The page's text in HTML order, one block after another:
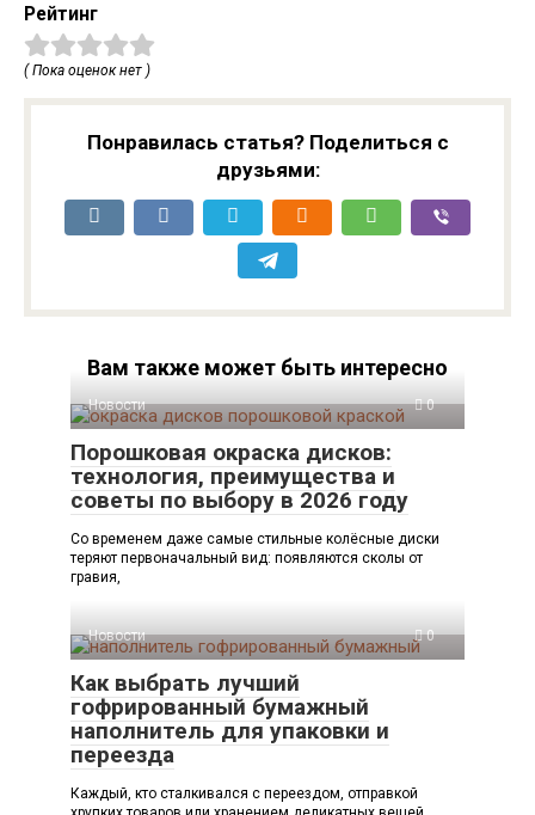
Рейтинг
( Пока оценок нет )
Понравилась статья? Поделиться с
друзьями:
Вам также может быть интересно
Новости 0
Порошковая окраска дисков:
технология, преимущества и
советы по выбору в 2026 году
Со временем даже самые стильные колёсные диски
теряют первоначальный вид: появляются сколы от
гравия,
Новости 0
Как выбрать лучший
гофрированный бумажный
наполнитель для упаковки и
переезда
Каждый, кто сталкивался с переездом, отправкой